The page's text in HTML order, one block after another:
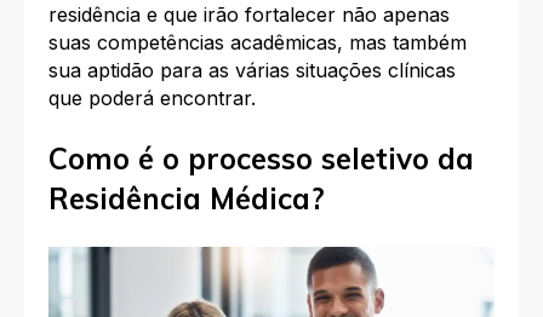
residência e que irão fortalecer não apenas
suas competências acadêmicas, mas também
sua aptidão para as várias situações clínicas
que poderá encontrar.
Como é o processo seletivo da
Residência Médica?